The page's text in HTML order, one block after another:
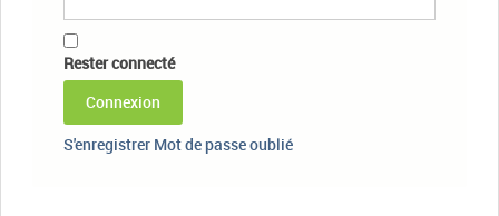
Rester connecté
Connexion
S'enregistrer Mot de passe oublié